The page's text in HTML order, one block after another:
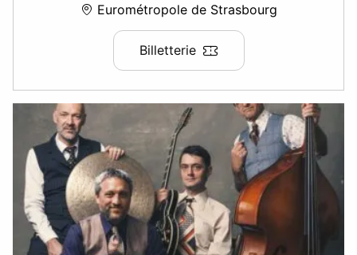
Eurométropole de Strasbourg
Billetterie